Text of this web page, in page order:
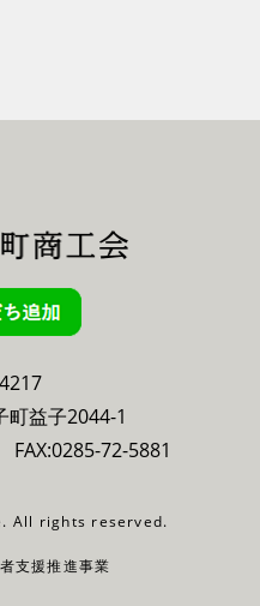
町益子2044-1
72-5881
All rights reserved.
支援推進事業